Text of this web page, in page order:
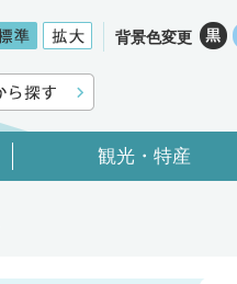
背景色変更
観光・特産